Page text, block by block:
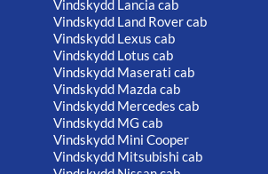
Vindskydd Lancia cab
Vindskydd Land Rover cab
Vindskydd Lexus cab
Vindskydd Lotus cab
Vindskydd Maserati cab
Vindskydd Mazda cab
Vindskydd Mercedes cab
Vindskydd MG cab
Vindskydd Mini Cooper
Vindskydd Mitsubishi cab